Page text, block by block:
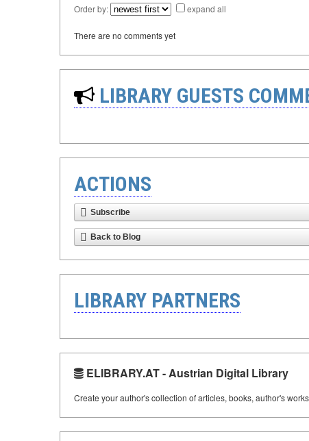
Order by: expand all
There are no comments yet
LIBRARY GUESTS
ACTIONS
Subscribe
Back to Blog
LIBRARY PARTNERS
ELIBRARY.AT - Austrian Digital Library
Create your author's collection of articles, books, author's